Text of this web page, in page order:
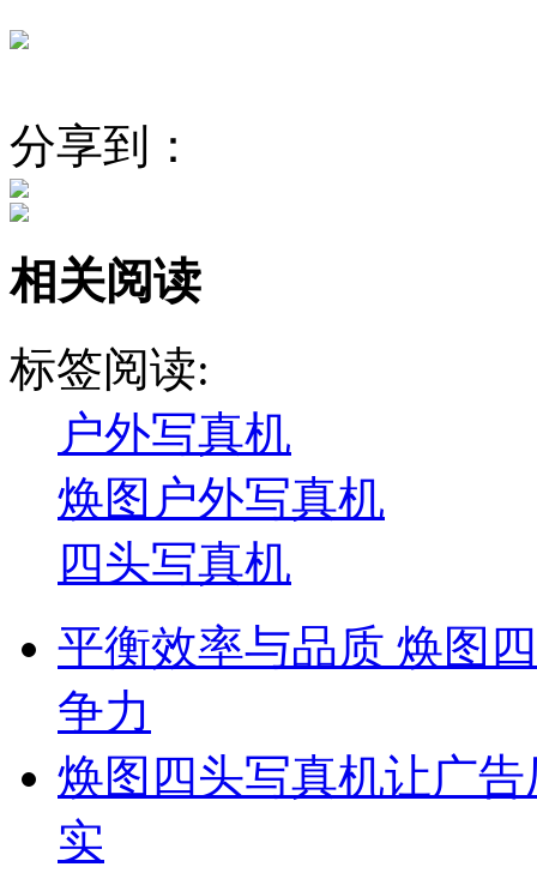
分享到：
相关阅读
标签阅读:
户外写真机
焕图户外写真机
四头写真机
平衡效率与品质 焕图
争力
焕图四头写真机让广
实